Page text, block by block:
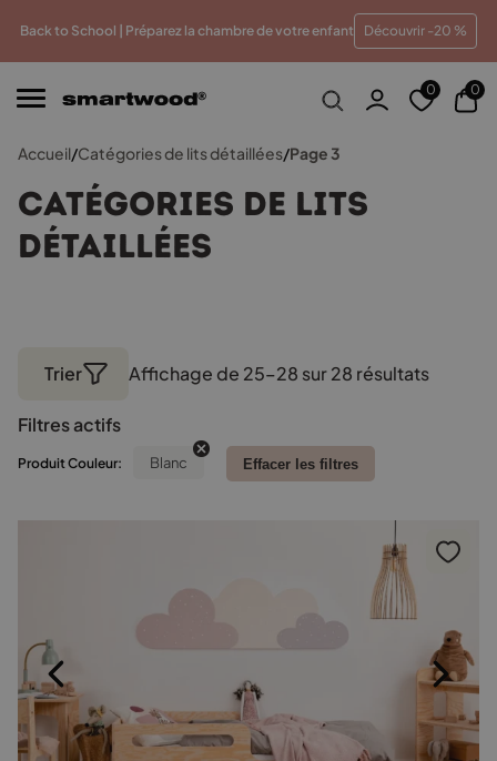
Back to School | Préparez la chambre de votre enfant Découvrir -20 %
prix Paiements en plusieurs fois sans frais
0 0
Accueil/Catégories de lits détaillées/Page 3
Catégories de lits
détaillées
Trier Affichage de 25–28 sur 28 résultats
Filtres actifs
Produit Couleur: Blanc Effacer les filtres